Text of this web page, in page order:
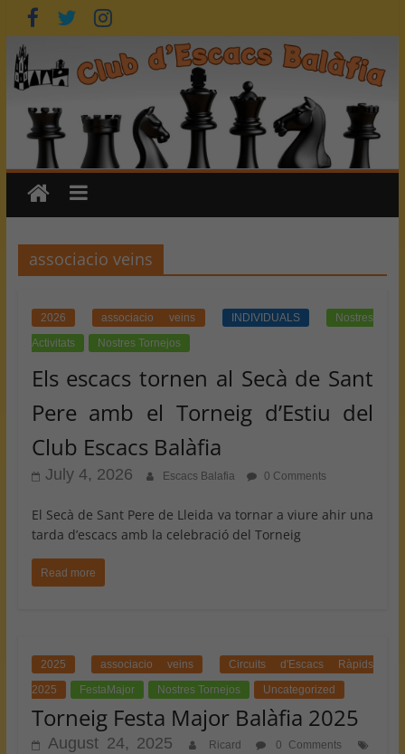
Skip
to
content
associacio veins
2026 associacio veins INDIVIDUALS
Nostres
Activitats
Nostres Tornejos
Els escacs tornen al Secà de Sant
Pere amb el Torneig d’Estiu del
Club Escacs Balàfia
July 4, 2026 Escacs Balafia 0 Comments
El Secà de Sant Pere de Lleida va tornar a viure ahir una
tarda d’escacs amb la celebració del Torneig
Read more
2025 associacio veins
Circuits d'Escacs Ràpids
2025
FestaMajor Nostres Tornejos Uncategorized
Torneig Festa Major Balàfia 2025
August 24, 2025 Ricard
0 Comments